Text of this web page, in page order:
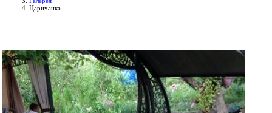
Царичанка